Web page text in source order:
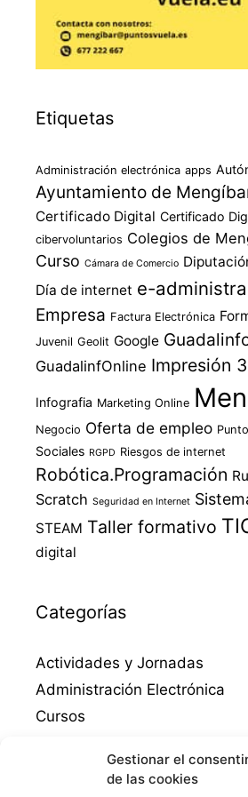
Gestionar el
de las cookies
Etiquetas
Administración electrónica apps
Ayuntamiento de
Certificado Digital Certificado
cibervoluntarios Colegios de
Curso Cámara de Comercio
Día de internet e-
Empresa Factura Electrónica
Juvenil Geolit Google
GuadalinfOnline Impresión
Infografia Marketing Online
Negocio Oferta de empleo
Sociales RGPD Riesgos de internet
Robótica.Programación
Scratch Seguridad en Internet
STEAM Taller formativo
digital
Categorías
Actividades y Jornadas
Administración Electrónica
Cursos